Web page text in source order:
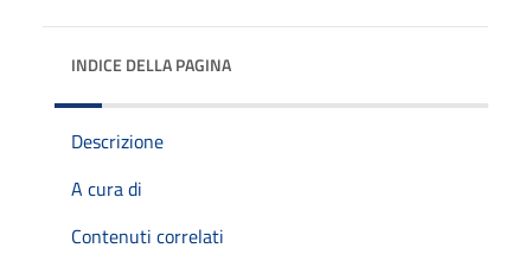
INDICE DELLA PAGINA
Descrizione
A cura di
Contenuti correlati